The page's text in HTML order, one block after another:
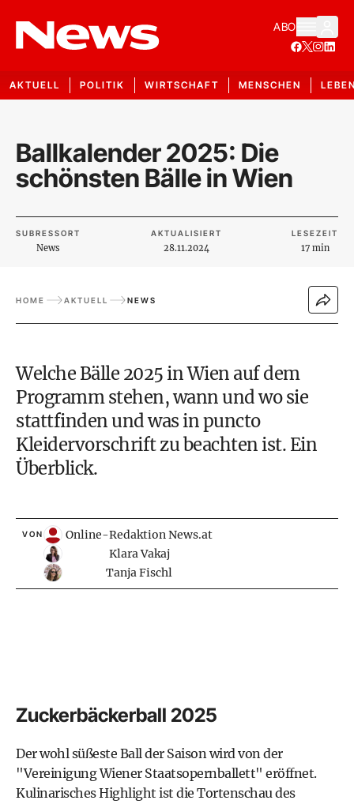
ABO
AKTUELL POLITIK WIRTSCHAFT MENSCHEN
Ballkalender 2025: Die
schönsten Bälle in Wien
SUBRESSORT
News
AKTUALISIERT
28.11.2024
LESEZEIT
17 min
HOME AKTUELL NEWS
Welche Bälle 2025 in Wien auf dem
Programm stehen, wann und wo sie
stattfinden und was in puncto
Kleidervorschrift zu beachten ist. Ein
Überblick.
VON
Online-Redaktion News.at
Klara Vakaj
Tanja Fischl
Zuckerbäckerball 2025
Der wohl süßeste Ball der Saison wird von der
"Vereinigung Wiener Staatsopernballett" eröffnet.
Kulinarisches Highlight ist die Tortenschau des